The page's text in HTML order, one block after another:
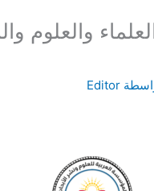
والعلوم
Editor